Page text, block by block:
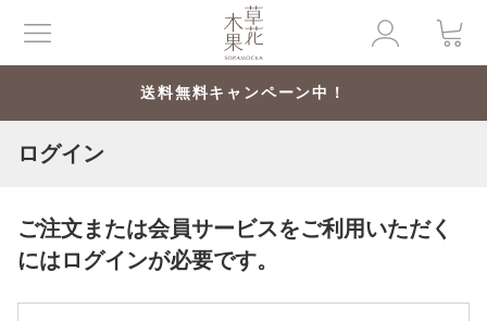
送料無料キャンペーン中！
ログイン
ご注文または会員サービスをご利用いただく
にはログインが必要です。